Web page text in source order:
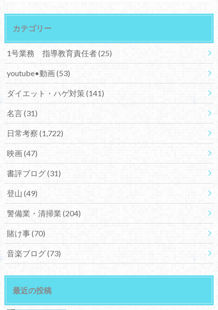
カテゴリー
1号業務 指導教育責任者(25)
youtube•動画(53)
ダイエット・ハゲ対策(141)
名言(31)
日常考察 (1,722)
映画(47)
書評ブログ(31)
登山 (49)
警備業・清掃業 (204)
賭け事(70)
音楽ブログ(73)
最近の投稿